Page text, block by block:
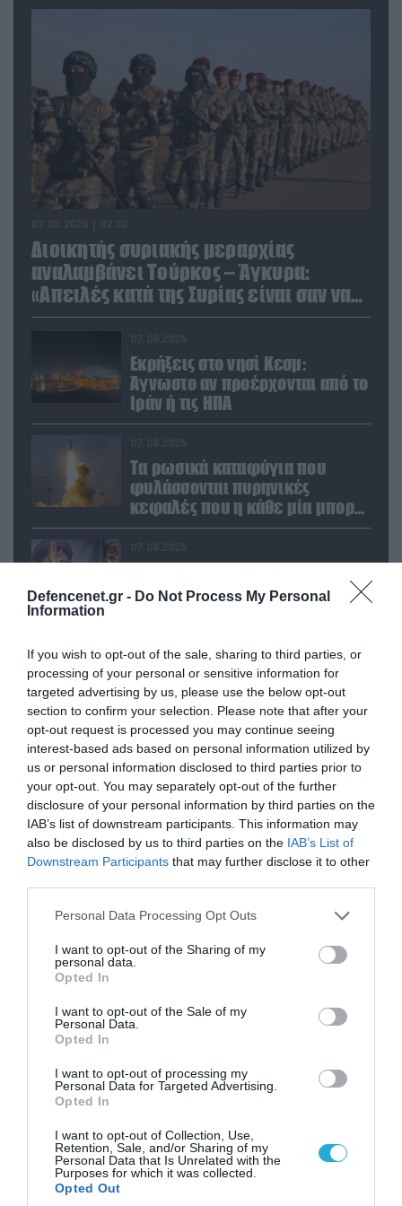
Defencenet.gr - Do Not Process My Personal
Information
If you wish to opt-out of the sale, sharing to third parties, or
processing of your personal or sensitive information for
targeted advertising by us, please use the below opt-out
section to confirm your selection. Please note that after your
opt-out request is processed you may continue seeing
interest-based ads based on personal information utilized by
us or personal information disclosed to third parties prior to
your opt-out. You may separately opt-out of the further
disclosure of your personal information by third parties on the
IAB’s list of downstream participants. This information may
also be disclosed by us to third parties on the IAB’s List of
Downstream Participants that may further disclose it to other
Please note that this website/app uses one or more Google
not limited to your visit or usage behaviour. You may click to
grant or deny consent to Google and its third-party tags to
use your data for below specified purposes in below Google
consent section.
Personal Data Processing Opt Outs
I want to opt-out of the Sharing of my
personal data.
Opted In
I want to opt-out of the Sale of my
Personal Data.
Opted In
I want to opt-out of processing my
Personal Data for Targeted Advertising.
Opted In
I want to opt-out of Collection, Use,
Retention, Sale, and/or Sharing of my
Personal Data that Is Unrelated with the
Purposes for which it was collected.
Opted Out
Διοικητής συριακής μεραρχίας
αναλαμβάνει Τούρκος – Άγκυρα:
«Απειλές κατά της Συρίας είναι σαν να
απειλούν εμάς»
Εκρήξεις στο νησί Κεσμ:
Άγνωστο αν προέρχονται από το
Ιράν ή τις ΗΠΑ
Τα ρωσικά καταφύγια που
φυλάσσονται πυρηνικές
κεφαλές που η κάθε μία μπορεί
να καταστρέψει «μία
να πείσουν τον Ν.Τραμπ να
χτυπήσει το Ιράν – Η εμπλοκή
07.08.2026
Έκρηξη σε παγιδευμένο
λεωφορείο κοντά στη Δαμασκό
– Αναφορές για νεκρούς και
τραυματίες (βίντεο)
POPULAR 24H
06.08.2026 | 00:02
Ρώσου υποπτέραρχου: «S-400 κατέρριψαν 10
MiG-29 σε μόλις μια μέρα!»